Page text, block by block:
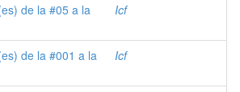
de la #05 a la
Icf
de la #001 a la
Icf